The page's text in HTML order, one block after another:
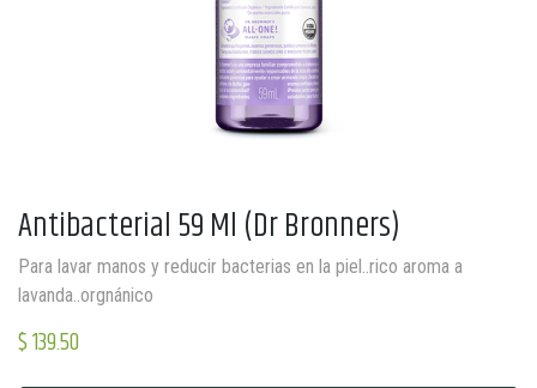
Antibacterial 59 Ml (Dr Bronners)
Para lavar manos y reducir bacterias en la piel..rico aroma a
lavanda..orgnánico
$139.50